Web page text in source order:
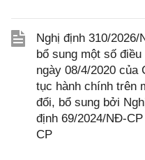
Nghị định 310/
bổ sung một số
ngày 08/4/2020 của
tục hành chính trên
đổi, bổ sung bởi
định 69/2024/NĐ-
CP